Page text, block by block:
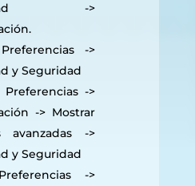
->
->
y Seguridad
Preferencias ->
-> Mostrar
avanzadas ->
y Seguridad
->